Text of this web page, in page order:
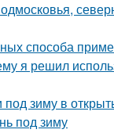
способа
я решил
зиму в
под зиму